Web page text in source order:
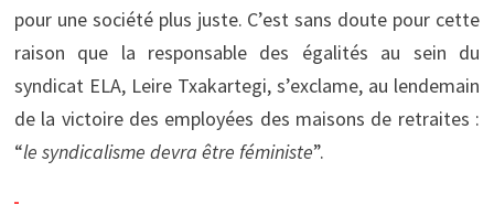
pour une société plus juste. C’est sans doute pour cette
raison que la responsable des égalités au sein du
syndicat ELA, Leire Txakartegi, s’exclame, au lendemain
de la victoire des employées des maisons de retraites :
“le syndicalisme devra être féministe”.